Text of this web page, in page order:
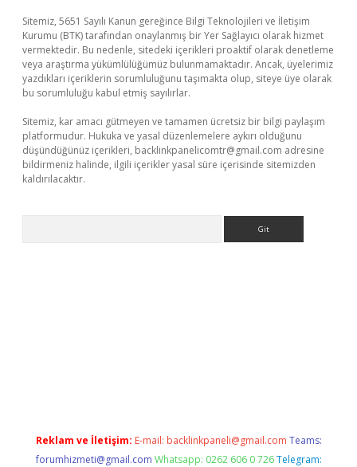
Sitemiz, 5651 Sayılı Kanun gereğince Bilgi Teknolojileri ve İletişim
Kurumu (BTK) tarafından onaylanmış bir Yer Sağlayıcı olarak hizmet
vermektedir. Bu nedenle, sitedeki içerikleri proaktif olarak denetleme
veya araştırma yükümlülüğümüz bulunmamaktadır. Ancak, üyelerimiz
yazdıkları içeriklerin sorumluluğunu taşımakta olup, siteye üye olarak
bu sorumluluğu kabul etmiş sayılırlar.
Sitemiz, kar amacı gütmeyen ve tamamen ücretsiz bir bilgi paylaşım
platformudur. Hukuka ve yasal düzenlemelere aykırı olduğunu
düşündüğünüz içerikleri, backlinkpanelicomtr@gmail.com adresine
bildirmeniz halinde, ilgili içerikler yasal süre içerisinde sitemizden
kaldırılacaktır.
Reklam ve İletişim: E-mail: backlinkpaneli@gmail.com Teams:
forumhizmeti@gmail.com Whatsapp: 0262 606 0 726 Telegram: